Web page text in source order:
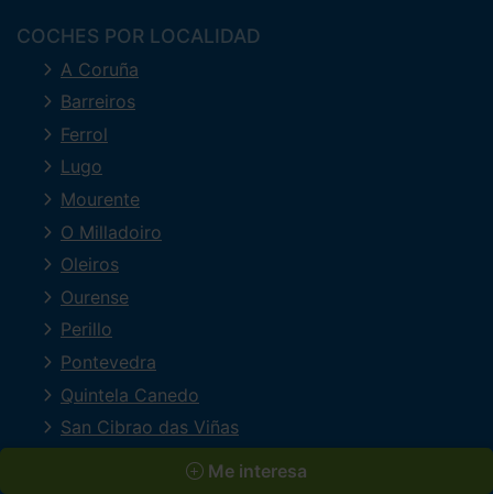
Me interesa
COCHES POR LOCALIDAD
A Coruña
Barreiros
Ferrol
Lugo
Mourente
O Milladoiro
Oleiros
Ourense
Perillo
Pontevedra
Quintela Canedo
San Cibrao das Viñas
Santiago de Compostela